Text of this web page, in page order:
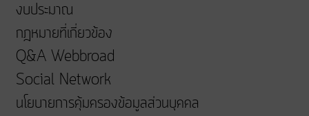
งบประมาณ
กฎหมายที่เกี่ยวข้อง
Q&A Webbroad
Social Network
นโยบายการคุ้มครองข้อมูลส่วนบุคคล